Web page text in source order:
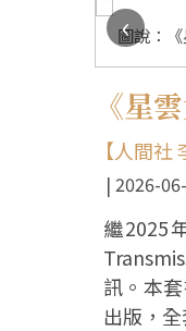
圖說：
‹
《星
【人間社
2026-
繼2025
訊。本
出版，